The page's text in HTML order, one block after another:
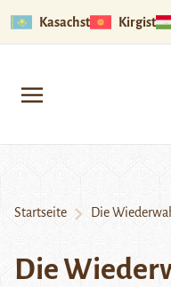
Kasachstan Kirgistan
Startseite Die
Die